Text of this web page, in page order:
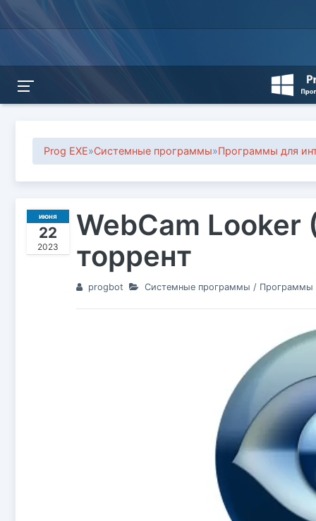
Prog EXE»Системные программы»Программы для
июня
22
2023
WebCam
торрент
progbot Системные программы / Программы